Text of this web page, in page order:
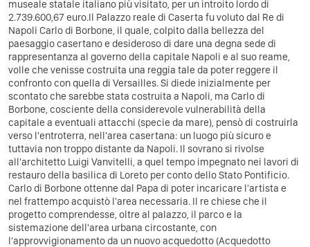
museale statale italiano più visitato, per un introito lordo di
2.739.600,67 euro.Il Palazzo reale di Caserta fu voluto dal Re di
Napoli Carlo di Borbone, il quale, colpito dalla bellezza del
paesaggio casertano e desideroso di dare una degna sede di
rappresentanza al governo della capitale Napoli e al suo reame,
volle che venisse costruita una reggia tale da poter reggere il
confronto con quella di Versailles. Si diede inizialmente per
scontato che sarebbe stata costruita a Napoli, ma Carlo di
Borbone, cosciente della considerevole vulnerabilità della
capitale a eventuali attacchi (specie da mare), pensò di costruirla
verso l'entroterra, nell'area casertana: un luogo più sicuro e
tuttavia non troppo distante da Napoli. Il sovrano si rivolse
all'architetto Luigi Vanvitelli, a quel tempo impegnato nei lavori di
restauro della basilica di Loreto per conto dello Stato Pontificio.
Carlo di Borbone ottenne dal Papa di poter incaricare l'artista e
nel frattempo acquistò l'area necessaria. Il re chiese che il
progetto comprendesse, oltre al palazzo, il parco e la
sistemazione dell'area urbana circostante, con
l'approvvigionamento da un nuovo acquedotto (Acquedotto